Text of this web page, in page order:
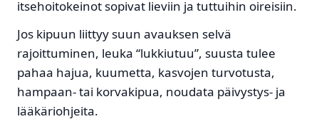
itsehoitokeinot sopivat lieviin ja tuttuihin oireisiin.
Jos kipuun liittyy suun avauksen selvä
rajoittuminen, leuka “lukkiutuu”, suusta tulee
pahaa hajua, kuumetta, kasvojen turvotusta,
hampaan- tai korvakipua, noudata päivystys- ja
lääkäriohjeita.